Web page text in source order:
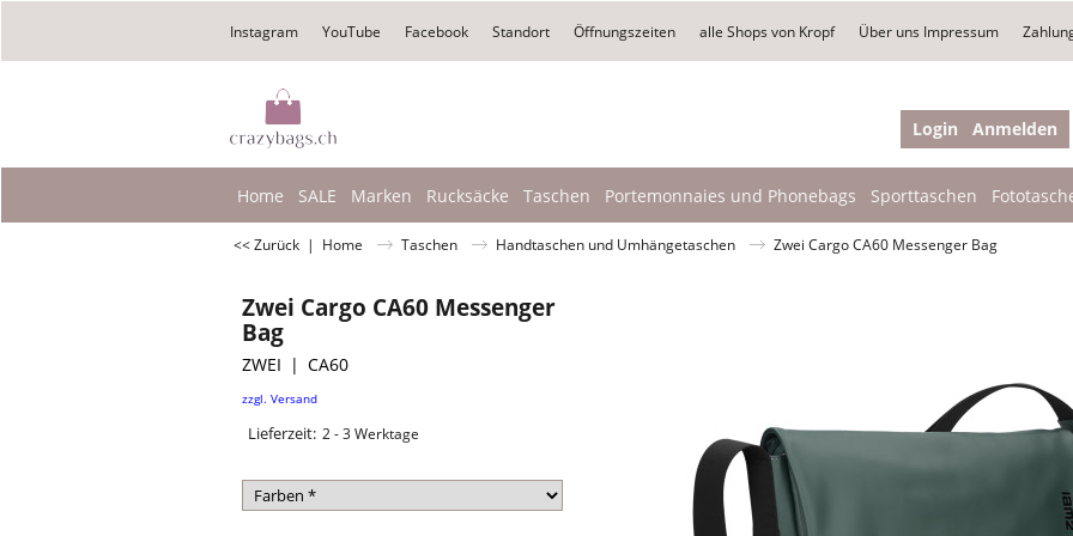
Instagram YouTube Facebook Standort Öffnungszeiten alle Shops von Kropf Über uns Impressum
Login Anmelden
Home SALE Marken Rucksäcke Taschen Portemonnaies und Phonebags Sporttaschen
<< Zurück | Home Taschen Handtaschen und Umhängetaschen Zwei Cargo CA60 Messenger Bag
Zwei Cargo CA60 Messenger
Bag
ZWEI CA60
CHF84.90
zzgl. Versand